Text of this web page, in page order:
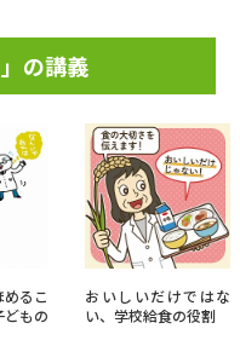
の講義
めるこ
どもの
おいしいだけではな
い、学校給食の役割